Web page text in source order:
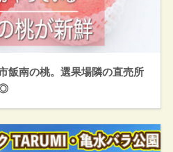
飯南の桃。選果場隣の直売所
◎